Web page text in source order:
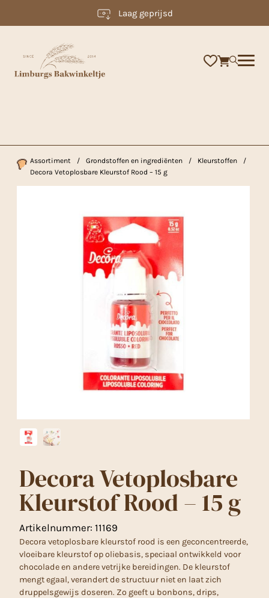
Laag geprijsd
Assortiment / Grondstoffen en ingrediënten / Kleurstoffen
/
Decora Vetoplosbare Kleurstof Rood – 15 g
Decora Vetoplosbare
Kleurstof Rood – 15 g
Artikelnummer: 11169
Decora vetoplosbare kleurstof rood is een geconcentreerde,
vloeibare kleurstof op oliebasis, speciaal ontwikkeld voor
chocolade en andere vetrijke bereidingen. De kleurstof
mengt egaal, verandert de structuur niet en laat zich
druppelsgewijs doseren. Zo geeft u bonbons, drips,